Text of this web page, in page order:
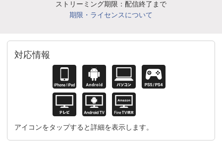
ストリーミング期限：配信終了まで
期限・ライセンスについて
対応情報
アイコンをタップすると詳細を表示します。